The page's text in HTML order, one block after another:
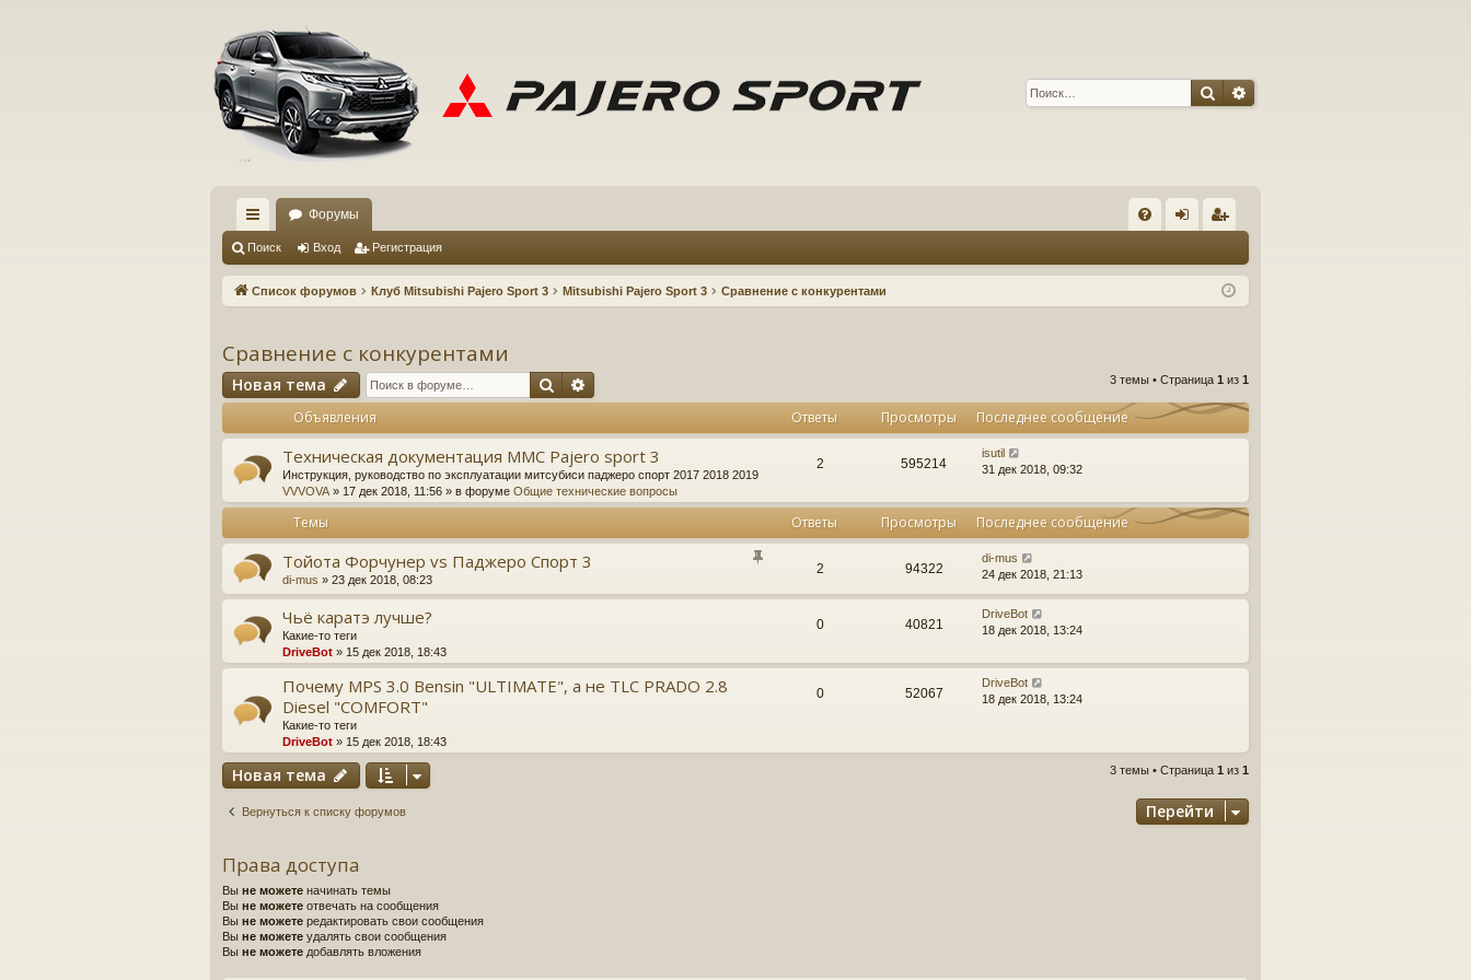
ПоискРасширенный поиск
с
ы
Форумы
Q д ис
ия
Поиск Вход Регистрация
Список форумов Клуб Mitsubishi Pajero Sport 3 Mitsubishi Pajero Sport 3 Сравнение с конкурентами
Сравнение с конкурентами
Новая тема Поиск 3 темы • Страница 1 из 1
Объявления Ответы Просмотры Последнее сообщение
Техническая документация MMC Pajero sport 3
Инструкция, руководство по эксплуатации митсубиси паджеро спорт 2017 2018 2019
VVVOVA » 17 дек 2018, 11:56 » в форуме Общие технические вопросы
2 595214
isutil
31 дек 2018, 09:32
Темы Ответы Просмотры Последнее сообщение
Тойота Форчунер vs Паджеро Спорт 3
di-mus » 23 дек 2018, 08:23
2 94322
di-mus
24 дек 2018, 21:13
Чьё каратэ лучше?
Какие-то теги
DriveBot » 15 дек 2018, 18:43
0 40821
DriveBot
18 дек 2018, 13:24
Почему MPS 3.0 Bensin "ULTIMATE", а не TLC PRADO 2.8
Diesel "COMFORT"
Какие-то теги
DriveBot » 15 дек 2018, 18:43
0 52067
DriveBot
18 дек 2018, 13:24
Новая тема 3 темы • Страница 1 из 1
Вернуться к списку форумов Перейти
Права доступа
Вы не можете начинать темы
Вы не можете отвечать на сообщения
Вы не можете редактировать свои сообщения
Вы не можете удалять свои сообщения
Вы не можете добавлять вложения